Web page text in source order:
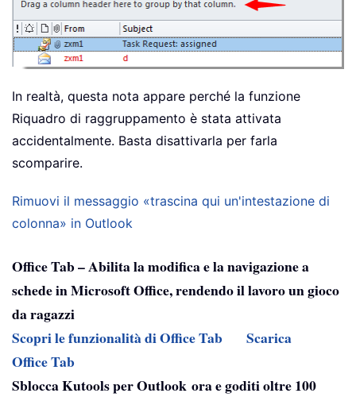
In realtà, questa nota appare perché la funzione
Riquadro di raggruppamento è stata attivata
accidentalmente. Basta disattivarla per farla
scomparire.
Rimuovi il messaggio «trascina qui un'intestazione di
colonna» in Outlook
Office Tab – Abilita la modifica e la navigazione a
schede in Microsoft Office, rendendo il lavoro un gioco
da ragazzi
Scopri le funzionalità di Office Tab
Scarica
Office Tab
Sblocca Kutools per Outlook ora e goditi oltre 100